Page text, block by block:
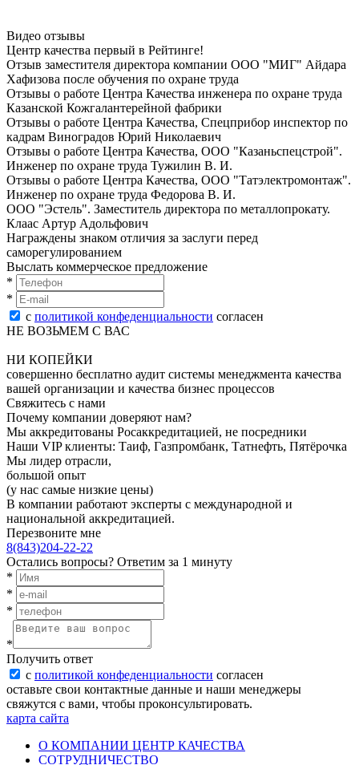
Видео отзывы
Центр качества первый в Рейтинге!
Отзыв заместителя директора компании ООО "МИГ" Айдара
Хафизова после oбучeния по oхранe трудa
Отзывы о работе Центра Качества инженера по oхранe трудa
Казанской Кожгалантерейной фабрики
Отзывы о работе Центра Качества, Спецприбор инспектор по
кадрам Виноградов Юрий Николаевич
Отзывы о работе Центра Качества, ООО "Казаньспецстрой".
Инженер по oхранe трудa Тужилин В. И.
Отзывы о работе Центра Качества, ООО "Татэлектромонтаж".
Инженер по oхранe трудa Федорова В. И.
ООО "Эстель". Заместитель директора по металлопрокату.
Клаас Артур Адольфович
Награждены знаком отличия за заслуги перед
саморегулированием
Выслать коммерческое предложение
*
*
с политикой конфеденциальности согласен
НЕ ВОЗЬМЕМ С ВАС
НИ КОПЕЙКИ
совершенно бесплатно аудит системы менеджмента качества
вашей организации и качества бизнес процессов
Свяжитесь с нами
Почему компании доверяют нам?
Мы аккредитованы Росаккредитацией, не посредники
Наши VIP клиенты: Таиф, Газпромбанк, Татнефть, Пятёрочка
Мы лидер отрасли,
большой опыт
(у нас самые низкие цены)
В компании работают эксперты с международной и
национальной аккредитацией.
Перезвоните мне
8(843)204-22-22
Остались вопросы? Ответим за 1 минуту
*
*
*
*
Получить ответ
с политикой конфеденциальности согласен
оставьте свои контактные данные и наши менеджеры
свяжутся с вами, чтобы проконсультировать.
карта сайта
О КОМПАНИИ ЦЕНТР КАЧЕСТВА
СОТРУДНИЧЕСТВО